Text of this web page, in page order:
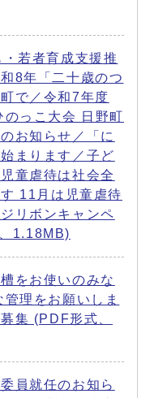
若者育成支援推
8年「二十歳のつ
で／令和7年度
のっこ大会 日野町
お知らせ／「に
まります／子ど
童虐待は社会全
11月は児童虐待
リボンキャンペ
1.18MB)
をお使いのみな
理をお願いしま
集 (PDF形式、
員就任のお知ら